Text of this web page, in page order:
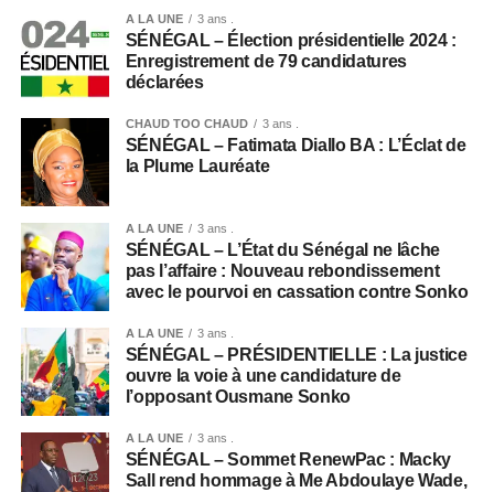
A LA UNE 3 ans .
SÉNÉGAL – Élection présidentielle 2024 :
Enregistrement de 79 candidatures
déclarées
CHAUD TOO CHAUD 3 ans .
SÉNÉGAL – Fatimata Diallo BA : L’Éclat de
la Plume Lauréate
A LA UNE 3 ans .
SÉNÉGAL – L’État du Sénégal ne lâche
pas l’affaire : Nouveau rebondissement
avec le pourvoi en cassation contre Sonko
A LA UNE 3 ans .
SÉNÉGAL – PRÉSIDENTIELLE : La justice
ouvre la voie à une candidature de
l’opposant Ousmane Sonko
A LA UNE 3 ans .
SÉNÉGAL – Sommet RenewPac : Macky
Sall rend hommage à Me Abdoulaye Wade,